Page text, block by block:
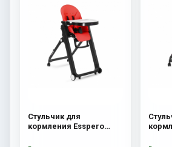
Стульчик для
кормления Esspero